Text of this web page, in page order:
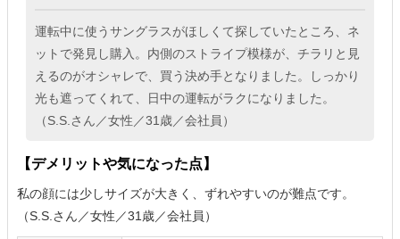
運転中に使うサングラスがほしくて探していたところ、ネ
ットで発見し購入。内側のストライプ模様が、チラリと見
えるのがオシャレで、買う決め手となりました。しっかり
光も遮ってくれて、日中の運転がラクになりました。
（S.S.さん／女性／31歳／会社員）
【デメリットや気になった点】
私の顔には少しサイズが大きく、ずれやすいのが難点です。
（S.S.さん／女性／31歳／会社員）